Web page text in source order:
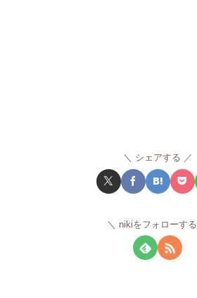
シェアする
nikiをフォローする